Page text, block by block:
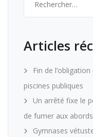
Articles
Fin de
piscines publiques
Un arrêté fixe le
de fumer aux
Gymnases